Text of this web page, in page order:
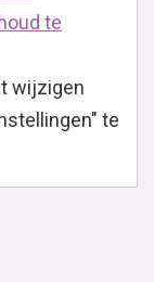
te
wijzigen
te